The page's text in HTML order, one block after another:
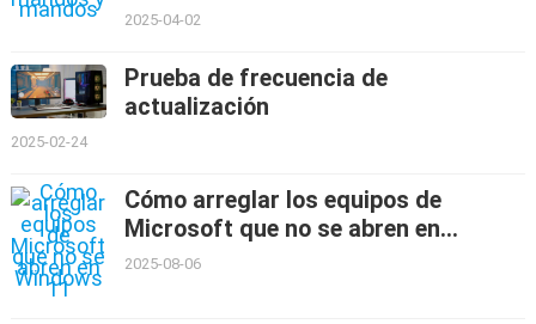
2025-04-02
Prueba de frecuencia de
actualización
2025-02-24
Cómo arreglar los equipos de
Microsoft que no se abren en
Windows 11
2025-08-06